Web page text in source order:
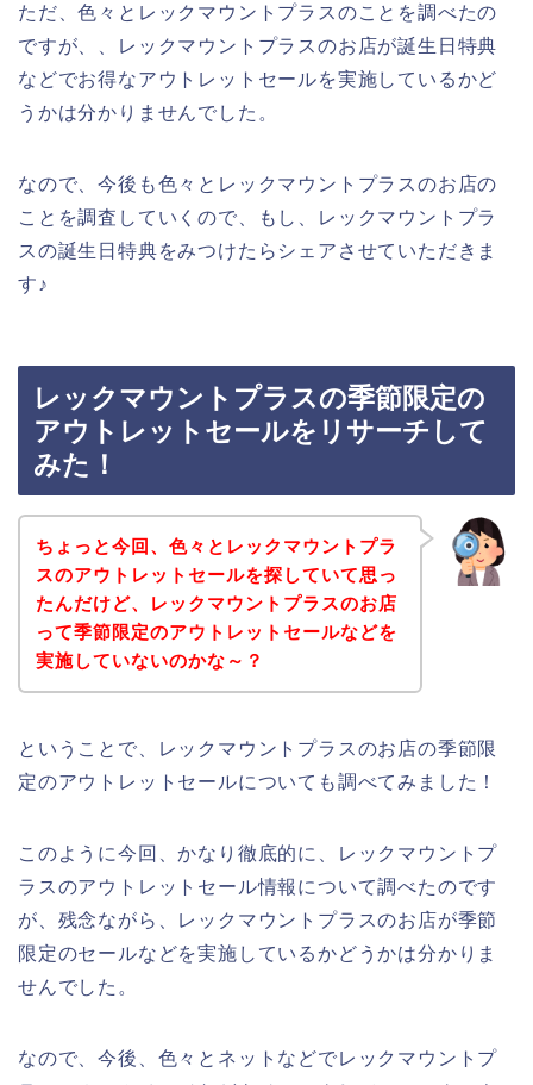
ただ、色々とレックマウントプラスのことを調べたの
ですが、、レックマウントプラスのお店が誕生日特典
などでお得なアウトレットセールを実施しているかど
うかは分かりませんでした。
なので、今後も色々とレックマウントプラスのお店の
ことを調査していくので、もし、レックマウントプラ
スの誕生日特典をみつけたらシェアさせていただきま
す♪
レックマウントプラスの季節限定の
アウトレットセールをリサーチして
みた！
ちょっと今回、色々とレックマウントプラ
スのアウトレットセールを探していて思っ
たんだけど、レックマウントプラスのお店
って季節限定のアウトレットセールなどを
実施していないのかな～？
ということで、レックマウントプラスのお店の季節限
定のアウトレットセールについても調べてみました！
このように今回、かなり徹底的に、レックマウントプ
ラスのアウトレットセール情報について調べたのです
が、残念ながら、レックマウントプラスのお店が季節
限定のセールなどを実施しているかどうかは分かりま
せんでした。
なので、今後、色々とネットなどでレックマウントプ